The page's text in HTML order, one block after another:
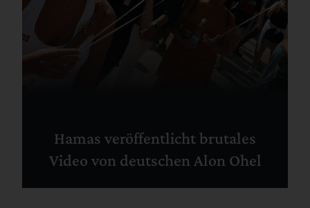
Hamas veröffentlicht brutales
Video von deutschen Alon Ohel